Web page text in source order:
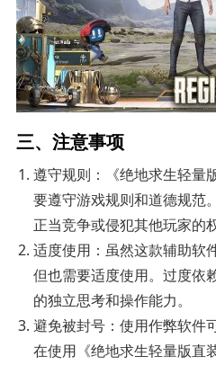
三、注意事项
遵守规则：《绝地求生轻量
要遵守游戏规则和道德规范
正当竞争或侵犯其他玩家的权
适度使用：虽然这款辅助软
但也需要适度使用。过度依
的独立思考和操作能力。
避免被封号：使用作弊软件
在使用《绝地求生轻量版直